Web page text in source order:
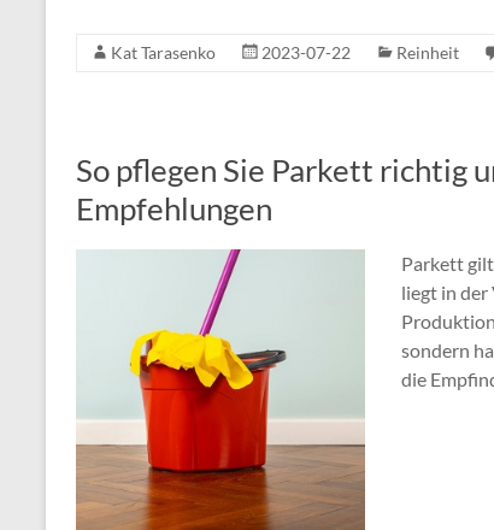
Kat Tarasenko 2023-07-22 Reinheit
So pflegen Sie Parkett richtig
Empfehlungen
Parkett
liegt in
sondern
die